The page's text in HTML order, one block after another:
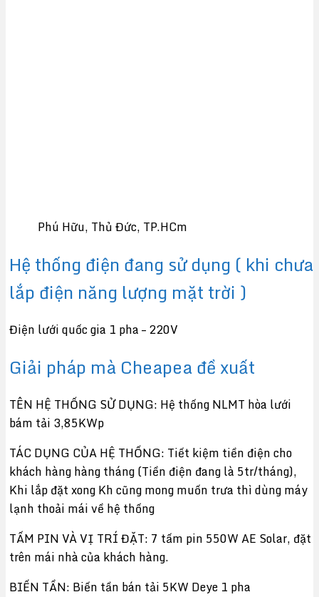
Phú Hữu, Thủ Đức, TP.HCm
Hệ thống điện đang sử dụng ( khi chưa
lắp điện năng lượng mặt trời )
Điện lưới quốc gia 1 pha – 220V
Giải pháp mà Cheapea đề xuất
TÊN HỆ THỐNG SỬ DỤNG: Hệ thống NLMT hòa lưới
bám tải 3,85KWp
TÁC DỤNG CỦA HỆ THỐNG: Tiết kiệm tiền điện cho
khách hàng hàng tháng (Tiền điện đang là 5tr/tháng),
Khi lắp đặt xong Kh cũng mong muốn trưa thì dùng máy
lạnh thoải mái về hệ thống
TẤM PIN VÀ VỊ TRÍ ĐẶT: 7 tấm pin 550W AE Solar, đặt
trên mái nhà của khách hàng.
BIẾN TẦN: Biến tần bán tải 5KW Deye 1 pha